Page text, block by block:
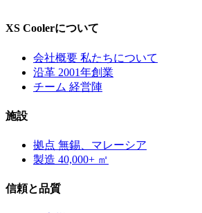
XS Coolerについて
会社概要 私たちについて
沿革 2001年創業
チーム 経営陣
施設
拠点 無錫、マレーシア
製造 40,000+ ㎡
信頼と品質